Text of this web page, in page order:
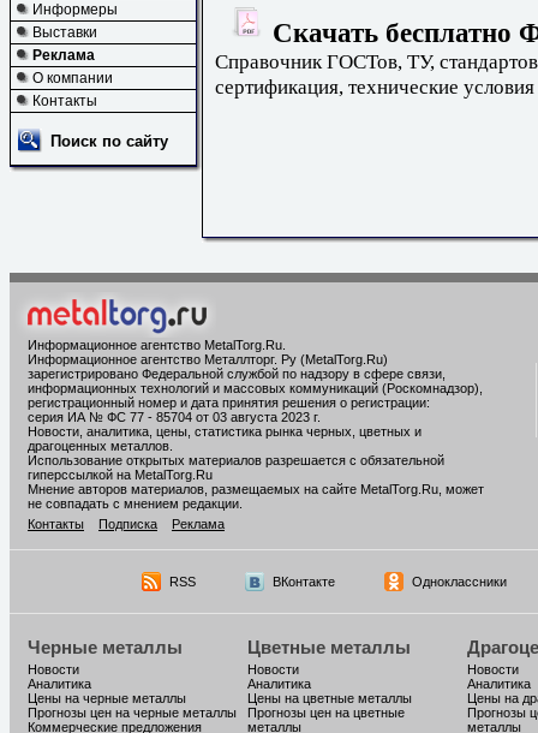
Информеры
Выставки
Реклама
О компании
Контакты
Поиск по сайту
Скачать бесплатно
Справочник ГОСТов, ТУ,
сертификация, технические условия
Информационное агентство MetalTorg.Ru
Информационное агентство Металлторг. Ру (MetalTorg.Ru)
зарегистрировано Федеральной службой по надзору в сфере связи,
информационных технологий и массовых коммуникаций (Роскомнадзор),
регистрационный номер и дата принятия решения о регистрации:
серия ИА № ФС 77 - 85704 от 03 августа 2023 г.
Новости, аналитика, цены, статистика рынка черных, цветных и
драгоценных металлов.
Использование открытых материалов разрешается с обязательной
гиперссылкой на MetalTorg.Ru
Мнение авторов материалов, размещаемых на сайте MetalTorg.Ru, может
не совпадать с мнением редакции.
Контакты
Подписка Реклама
RSS ВКонтакте Одноклассники
Черные металлы
Новости
Аналитика
Цены на черные металлы
Прогнозы цен на черные металлы
Коммерческие предложения
Цветные металлы
Новости
Аналитика
Цены на цветные металлы
Прогнозы цен на цветные
металлы
Новости
Аналитика
Цены на
Прогнозы
металлы